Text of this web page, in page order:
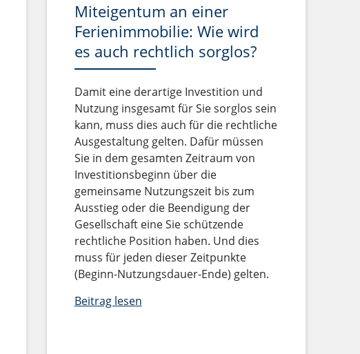
Miteigentum an einer
Ferienimmobilie: Wie wird
es auch rechtlich sorglos?
Damit eine derartige Investition und
Nutzung insgesamt für Sie sorglos sein
kann, muss dies auch für die rechtliche
Ausgestaltung gelten. Dafür müssen
Sie in dem gesamten Zeitraum von
Investitionsbeginn über die
gemeinsame Nutzungszeit bis zum
Ausstieg oder die Beendigung der
Gesellschaft eine Sie schützende
rechtliche Position haben. Und dies
muss für jeden dieser Zeitpunkte
(Beginn-Nutzungsdauer-Ende) gelten.
Beitrag lesen